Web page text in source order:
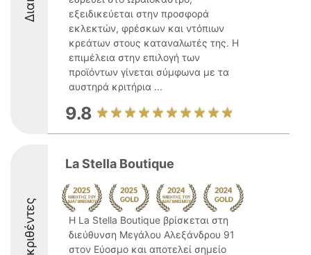
εξειδικεύεται στην προσφορά
εκλεκτών, φρέσκων και ντόπιων
κρεάτων στους καταναλωτές της. Η
επιμέλεια στην επιλογή των
προϊόντων γίνεται σύμφωνα με τα
αυστηρά κριτήρια ...
9.8
Διακριθέντες
La Stella Boutique
Η La Stella Boutique βρίσκεται στη
διεύθυνση Μεγάλου Αλεξάνδρου 91
στον Εύοσμο και αποτελεί σημείο